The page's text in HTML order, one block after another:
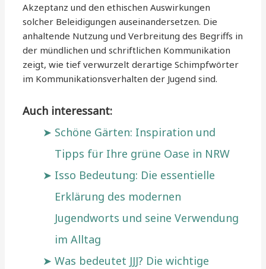
Akzeptanz und den ethischen Auswirkungen
solcher Beleidigungen auseinandersetzen. Die
anhaltende Nutzung und Verbreitung des Begriffs in
der mündlichen und schriftlichen Kommunikation
zeigt, wie tief verwurzelt derartige Schimpfwörter
im Kommunikationsverhalten der Jugend sind.
Auch interessant:
Schöne Gärten: Inspiration und
Tipps für Ihre grüne Oase in NRW
Isso Bedeutung: Die essentielle
Erklärung des modernen
Jugendworts und seine Verwendung
im Alltag
Was bedeutet JJJ? Die wichtige